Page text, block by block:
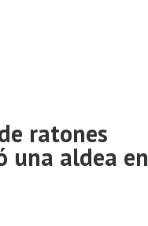
ratones
una aldea en